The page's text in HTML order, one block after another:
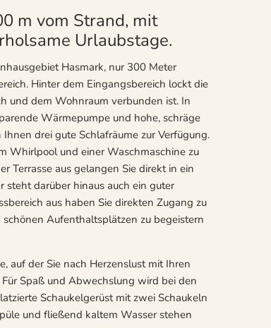
m vom Strand, mit
Urlaubstage.
Hasmark, nur 300 Meter
Hinter dem Eingangsbereich lockt die
und dem Wohnraum verbunden ist. In
Wärmepumpe und hohe, schräge
drei gute Schlafräume zur Verfügung.
Whirlpool und einer Waschmaschine zu
Terrasse aus gelangen Sie direkt in ein
steht darüber hinaus auch ein guter
aus haben Sie direkten Zugang zu
Aufenthaltsplätzen zu begeistern
auf der Sie nach Herzenslust mit Ihren
Spaß und Abwechslung wird bei den
Schaukelgerüst mit zwei Schaukeln
und fließend kaltem Wasser stehen